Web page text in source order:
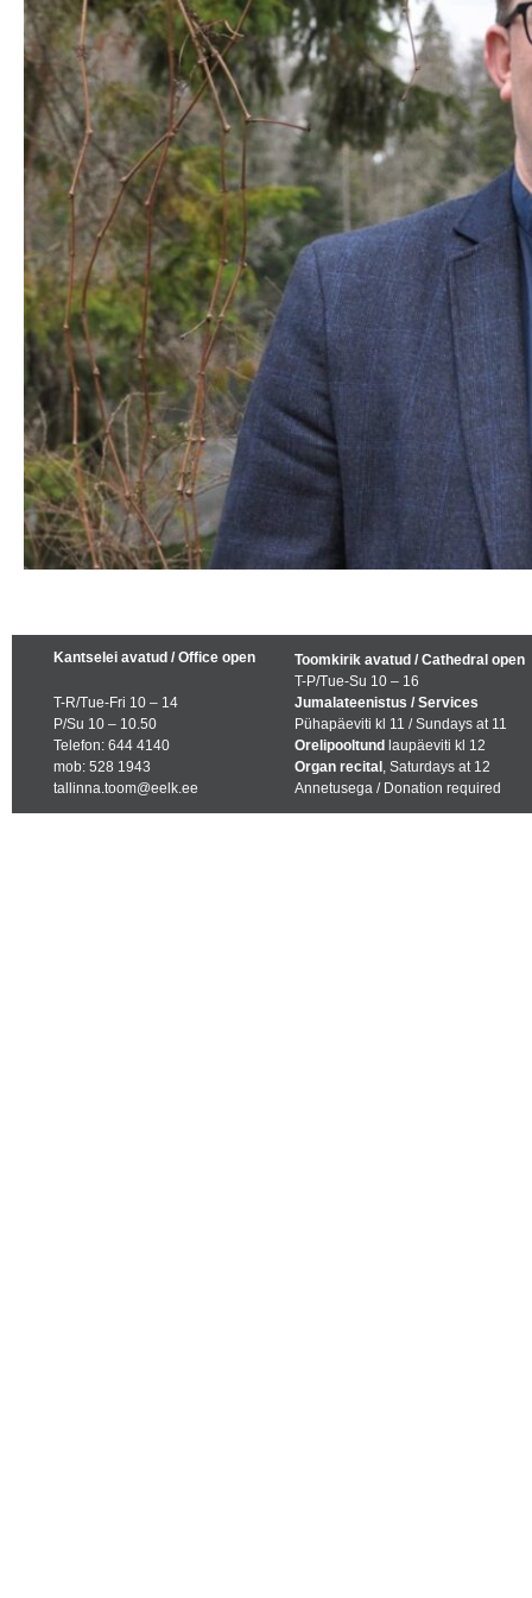
Kantselei avatud / Office open
T-R/Tue-Fri 10 – 14
P/Su 10 – 10.50
Telefon: 644 4140
mob: 528 1943
tallinna.toom@eelk.ee
Toomkirik avatud / Cathedral open
T-P/Tue-Su 10 – 16
Jumalateenistus / Services
Pühapäeviti kl 11 / Sundays at 11
Orelipooltund laupäeviti kl 12
Organ recital , Saturdays at 12
Annetusega / Donation required